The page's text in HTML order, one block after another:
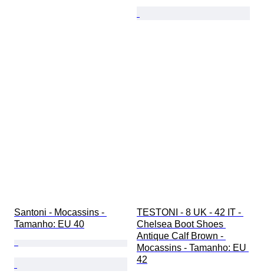
Santoni - Mocassins -
Tamanho: EU 40
TESTONI - 8 UK - 42 IT -
Chelsea Boot Shoes
Antique Calf Brown -
Mocassins - Tamanho: EU
42